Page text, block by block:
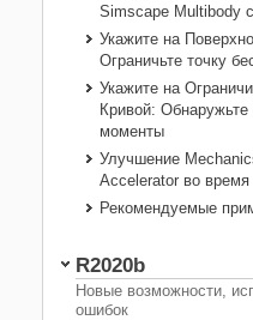
Simscape Multibody
Укажите на
Ограничьте точку
Укажите на
Кривой:
моменты
Улучшение
Accelerator во
Рекомендуемые
R2020b
Новые возможности,
ошибок